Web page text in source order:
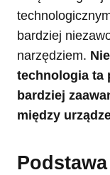
bardziej
narzędziem.
technologia ta
bardziej
między